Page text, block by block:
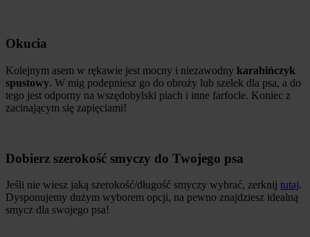
Okucia
Kolejnym asem w rękawie jest mocny i niezawodny karabińczyk
spustowy. W mig podepniesz go do obroży lub szelek dla psa, a do
tego jest odporny na wszędobylski piach i inne farfocle. Koniec z
zacinającym się zapięciami!
Dobierz szerokość smyczy do Twojego psa
Jeśli nie wiesz jaką szerokość/długość smyczy wybrać, zerknij tutaj.
Dysponujemy dużym wyborem opcji, na pewno znajdziesz idealną
smycz dla swojego psa!